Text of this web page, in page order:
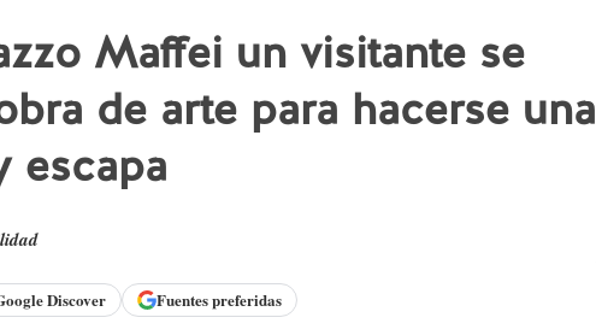
Maffei un visitante se
de arte para hacerse una
escapa
Discover Fuentes preferidas